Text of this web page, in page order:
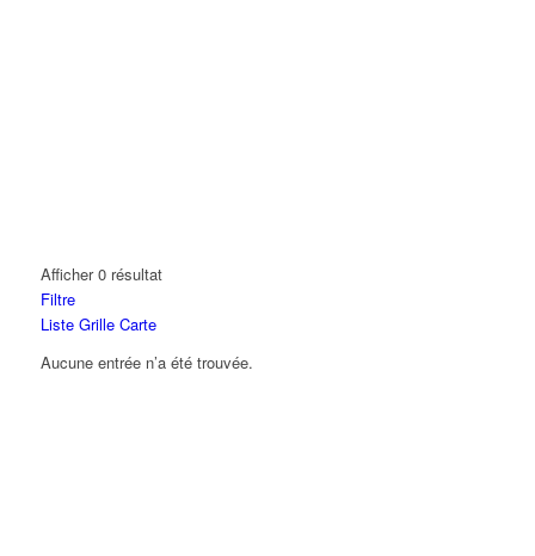
Afficher 0 résultat
Filtre
Liste Grille Carte
Aucune entrée n’a été trouvée.